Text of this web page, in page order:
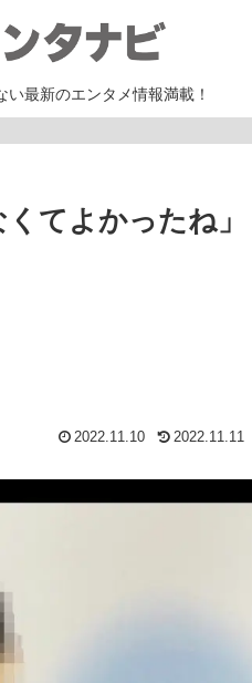
い最新のエンタメ情報満載！
てよかったね」
2022.11.10 2022.11.11